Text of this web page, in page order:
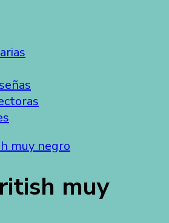
muy negro
muy